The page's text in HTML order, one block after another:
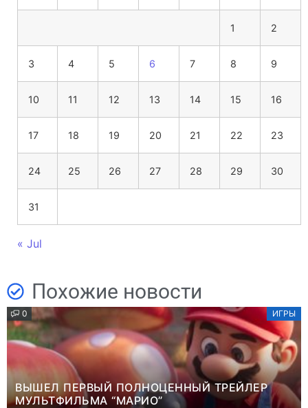
1 2
3 4 5 6 7 8 9
10 11 12 13 14 15 16
17 18 19 20 21 22 23
24 25 26 27 28 29 30
31
« Jul
Похожие новости
0 ИГРЫ
ВЫШЕЛ ПЕРВЫЙ ПОЛНОЦЕННЫЙ ТРЕЙЛЕР
МУЛЬТФИЛЬМА “МАРИО”